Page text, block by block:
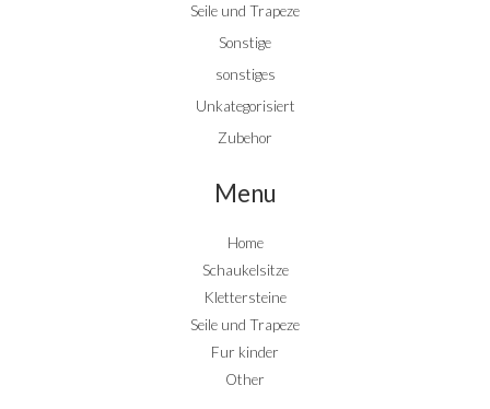
Seile und Trapeze
Sonstige
sonstiges
Unkategorisiert
Zubehor
Menu
Home
Schaukelsitze
Klettersteine
Seile und Trapeze
Fur kinder
Other